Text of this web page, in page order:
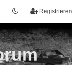
Registrieren